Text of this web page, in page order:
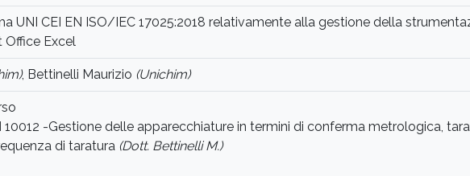
UNI CEI EN ISO/IEC 17025:2018 relativamente alla gestione della
Excel
, Bettinelli Maurizio (Unichim)
-Gestione delle apparecchiature in termini di conferma metrologica,
di taratura (Dott. Bettinelli M.)